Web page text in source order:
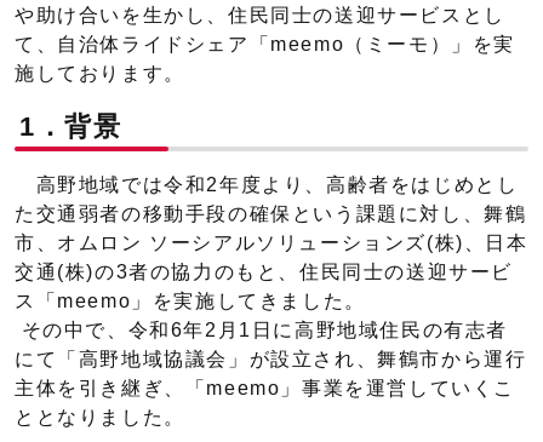
や助け合いを生かし、住民同士の送迎サービスとし
て、自治体ライドシェア「meemo（ミーモ）」を実
施しております。
1．背景
高野地域では令和2年度より、高齢者をはじめとし
た交通弱者の移動手段の確保という課題に対し、舞鶴
市、オムロン ソーシアルソリューションズ(株)、日本
交通(株)の3者の協力のもと、住民同士の送迎サービ
ス「meemo」を実施してきました。
その中で、令和6年2月1日に高野地域住民の有志者
にて「高野地域協議会」が設立され、舞鶴市から運行
主体を引き継ぎ、「meemo」事業を運営していくこ
ととなりました。